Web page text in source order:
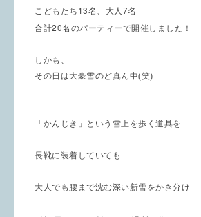
こどもたち 13名、大人 7名
合計20名のパーティーで開催しました！
しかも、
その日は大豪雪のど真ん中(笑)
「かんじき」という雪上を歩く道具を
長靴に装着していても
大人でも腰まで沈む深い新雪をかき分け